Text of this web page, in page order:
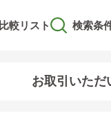
比較リスト 検索条
お取引いただ